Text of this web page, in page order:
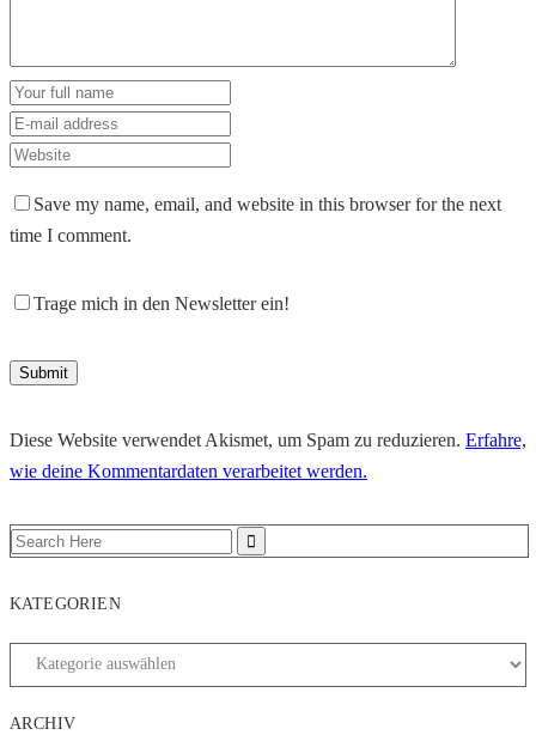
Save my name, email, and website in this browser for the next
time I comment.
Trage mich in den Newsletter ein!
Diese Website verwendet Akismet, um Spam zu reduzieren. Erfahre,
wie deine Kommentardaten verarbeitet werden.
KATEGORIEN
ARCHIV